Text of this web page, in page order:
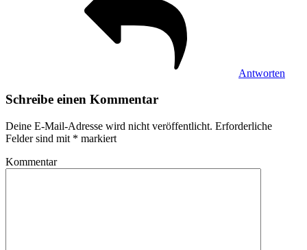
Antworten
Schreibe einen Kommentar
Deine E-Mail-Adresse wird nicht veröffentlicht. Erforderliche
Felder sind mit * markiert
Kommentar